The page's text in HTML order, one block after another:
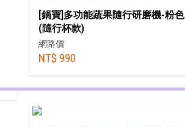
[鍋寶]多功能蔬果隨行研磨機-粉色
(隨行杯款)
網路價
NT$ 990